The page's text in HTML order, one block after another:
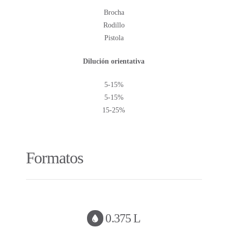
Brocha
Rodillo
Pistola
Dilución orientativa
5-15%
5-15%
15-25%
Formatos
0.375 L